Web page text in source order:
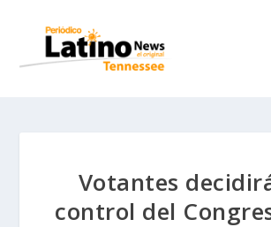
Votantes
control del